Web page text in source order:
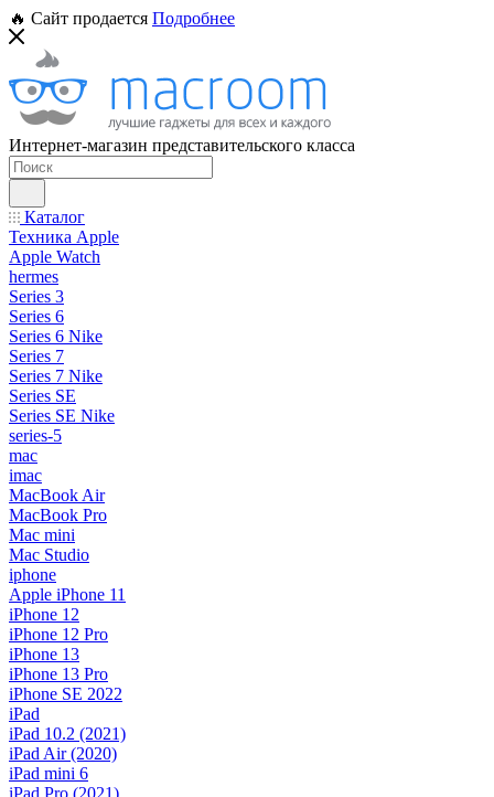
🔥 Сайт продается Подробнее
Интернет-магазин представительского класса
Каталог
Техника Apple
Apple Watch
hermes
Series 3
Series 6
Series 6 Nike
Series 7
Series 7 Nike
Series SE
Series SE Nike
series-5
mac
imac
MacBook Air
MacBook Pro
Mac mini
Mac Studio
iphone
Apple iPhone 11
iPhone 12
iPhone 12 Pro
iPhone 13
iPhone 13 Pro
iPhone SE 2022
iPad
iPad 10.2 (2021)
iPad Air (2020)
iPad mini 6
iPad Pro (2021)